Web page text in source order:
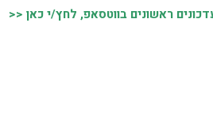
ראשונים בווטסאפ, לחץ/י כאן <<